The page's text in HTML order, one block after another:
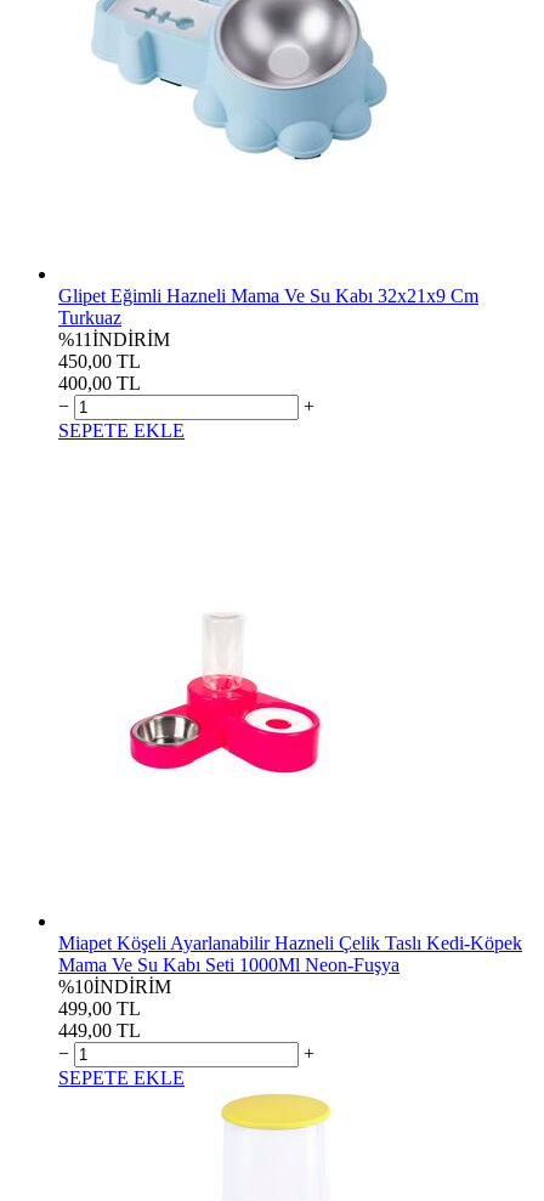
Glipet Eğimli Hazneli Mama Ve Su Kabı 32x21x9 Cm
Turkuaz
%11İNDİRİM
450,00 TL
400,00 TL
−
+
SEPETE EKLE
Miapet Köşeli Ayarlanabilir Hazneli Çelik Taslı Kedi-Köpek
Mama Ve Su Kabı Seti 1000Ml Neon-Fuşya
%10İNDİRİM
499,00 TL
449,00 TL
−
+
SEPETE EKLE